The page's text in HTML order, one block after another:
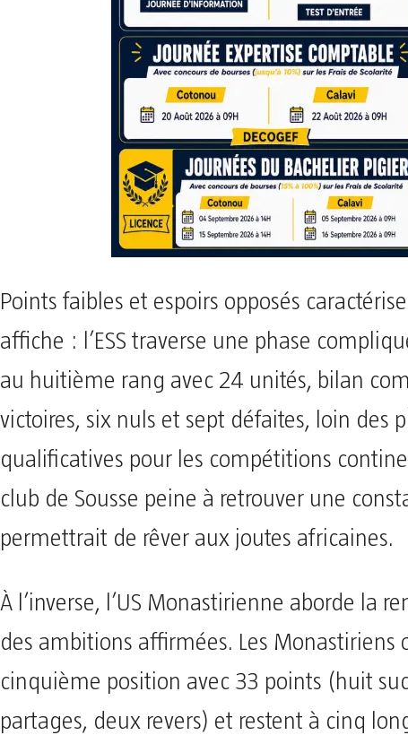
Points faibles et espoirs opposés
affiche : l’ESS traverse une phase
au huitième rang avec 24 unités, bilan
victoires, six nuls et sept défaites, loin des
qualificatives pour les compétitions
club de Sousse peine à retrouver une
permettrait de rêver aux joutes africaines.
À l’inverse, l’US Monastirienne aborde la
des ambitions affirmées. Les Monastiriens
cinquième position avec 33 points (huit
partages, deux revers) et restent à cinq